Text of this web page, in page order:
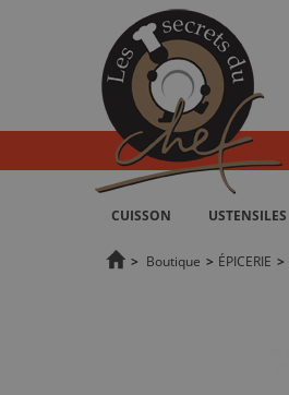
CUISSON USTENSILES
> Boutique > ÉPICERIE >